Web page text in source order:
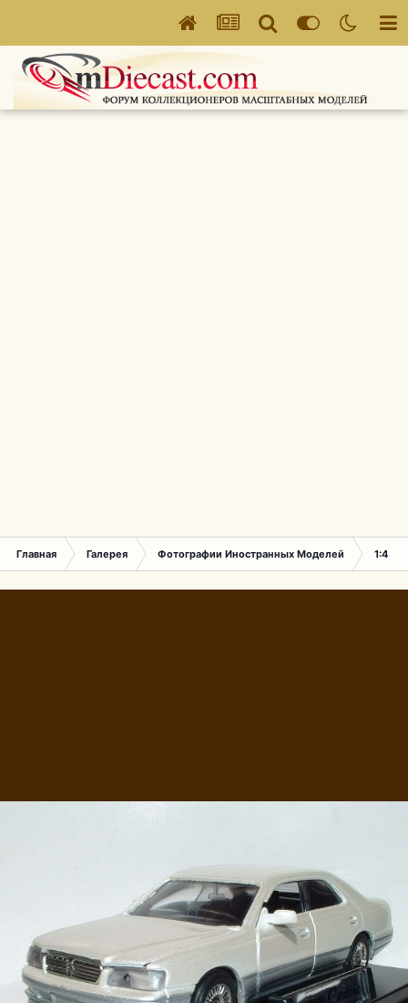
Главная Галерея Фотографии Иностранных Моделей 1:43